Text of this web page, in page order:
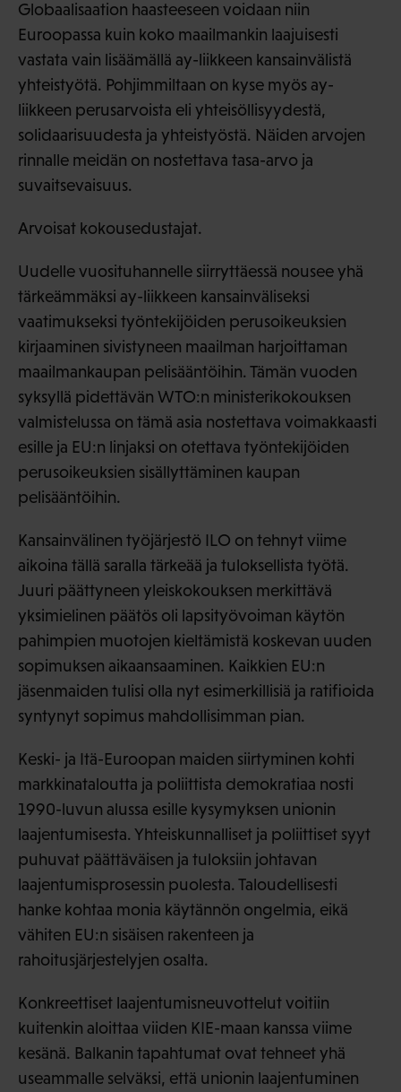
Globaalisaation haasteeseen voidaan niin
Euroopassa kuin koko maailmankin laajuisesti
vastata vain lisäämällä ay-liikkeen kansainvälistä
yhteistyötä. Pohjimmiltaan on kyse myös ay-
liikkeen perusarvoista eli yhteisöllisyydestä,
solidaarisuudesta ja yhteistyöstä. Näiden arvojen
rinnalle meidän on nostettava tasa-arvo ja
suvaitsevaisuus.
Arvoisat kokousedustajat.
Uudelle vuosituhannelle siirryttäessä nousee yhä
tärkeämmäksi ay-liikkeen kansainväliseksi
vaatimukseksi työntekijöiden perusoikeuksien
kirjaaminen sivistyneen maailman harjoittaman
maailmankaupan pelisääntöihin. Tämän vuoden
syksyllä pidettävän WTO:n ministerikokouksen
valmistelussa on tämä asia nostettava voimakkaasti
esille ja EU:n linjaksi on otettava työntekijöiden
perusoikeuksien sisällyttäminen kaupan
pelisääntöihin.
Kansainvälinen työjärjestö ILO on tehnyt viime
aikoina tällä saralla tärkeää ja tuloksellista työtä.
Juuri päättyneen yleiskokouksen merkittävä
yksimielinen päätös oli lapsityövoiman käytön
pahimpien muotojen kieltämistä koskevan uuden
sopimuksen aikaansaaminen. Kaikkien EU:n
jäsenmaiden tulisi olla nyt esimerkillisiä ja ratifioida
syntynyt sopimus mahdollisimman pian.
Keski- ja Itä-Euroopan maiden siirtyminen kohti
markkinataloutta ja poliittista demokratiaa nosti
1990-luvun alussa esille kysymyksen unionin
laajentumisesta. Yhteiskunnalliset ja poliittiset syyt
puhuvat päättäväisen ja tuloksiin johtavan
laajentumisprosessin puolesta. Taloudellisesti
hanke kohtaa monia käytännön ongelmia, eikä
vähiten EU:n sisäisen rakenteen ja
rahoitusjärjestelyjen osalta.
Konkreettiset laajentumisneuvottelut voitiin
kuitenkin aloittaa viiden KIE-maan kanssa viime
kesänä. Balkanin tapahtumat ovat tehneet yhä
useammalle selväksi, että unionin laajentuminen